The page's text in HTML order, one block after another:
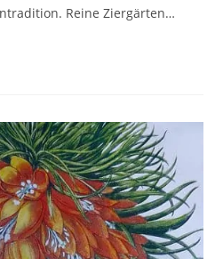
Reine Ziergärten…